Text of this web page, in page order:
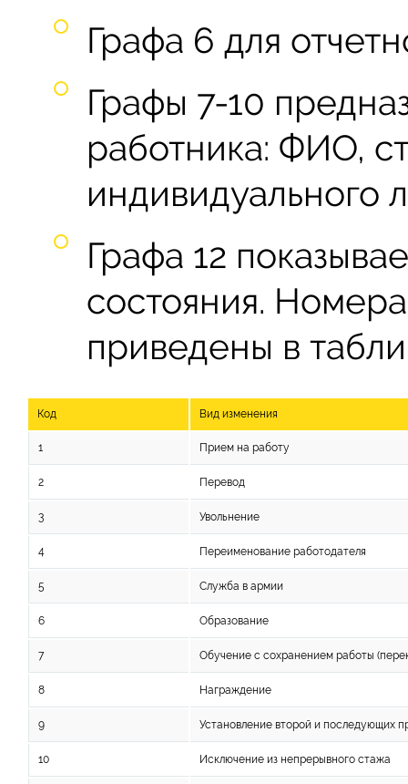
Графа 6 для
Графы 7-10
работника: ФИО,
индивидуального
Графа 12
состояния.
приведены в
Код Вид изменения
1 Прием на работу
2 Перевод
3 Увольнение
4 Переименование работодателя
5 Служба в армии
6 Образование
7 Обучение с сохранением работы
8 Награждение
9 Установление второй и последующих
10 Исключение из непрерывного стажа